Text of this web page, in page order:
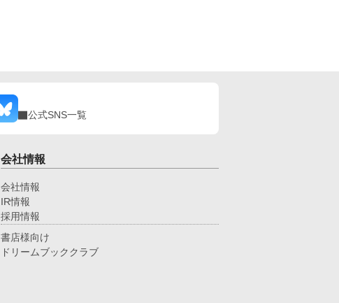
公式SNS一覧
会社情報
会社情報
IR情報
採用情報
書店様向け
ドリームブッククラブ